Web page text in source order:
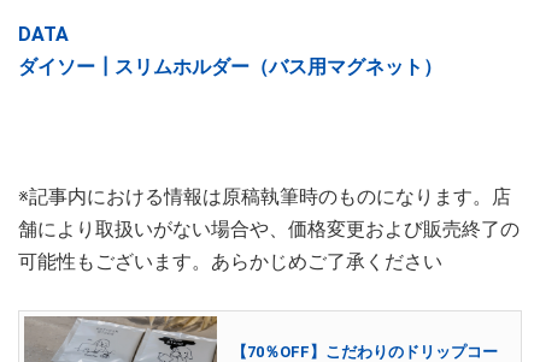
DATA
ダイソー┃スリムホルダー（バス用マグネット）
※記事内における情報は原稿執筆時のものになります。店
舗により取扱いがない場合や、価格変更および販売終了の
可能性もございます。あらかじめご了承ください
【70％OFF】こだわりのドリップコー